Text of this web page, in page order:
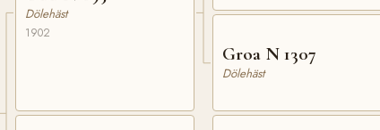
Dölehäst
1902
Groa N 1307
Dölehäst